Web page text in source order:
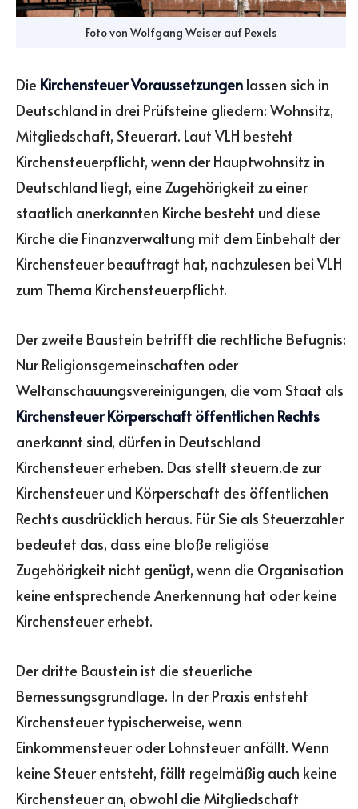
Foto von Wolfgang Weiserauf Pexels
Die Kirchensteuer Voraussetzungen lassen sich in
Deutschland in drei Prüfsteine gliedern: Wohnsitz,
Mitgliedschaft, Steuerart. Laut VLH besteht
Kirchensteuerpflicht, wenn der Hauptwohnsitz in
Deutschland liegt, eine Zugehörigkeit zu einer
staatlich anerkannten Kirche besteht und diese
Kirche die Finanzverwaltung mit dem Einbehalt der
Kirchensteuer beauftragt hat, nachzulesen bei VLH
zum Thema Kirchensteuerpflicht.
Der zweite Baustein betrifft die rechtliche Befugnis:
Nur Religionsgemeinschaften oder
Weltanschauungsvereinigungen, die vom Staat als
Kirchensteuer Körperschaft öffentlichen Rechts
anerkannt sind, dürfen in Deutschland
Kirchensteuer erheben. Das stellt steuern.de zur
Kirchensteuer und Körperschaft des öffentlichen
Rechts ausdrücklich heraus. Für Sie als Steuerzahler
bedeutet das, dass eine bloße religiöse
Zugehörigkeit nicht genügt, wenn die Organisation
keine entsprechende Anerkennung hat oder keine
Kirchensteuer erhebt.
Der dritte Baustein ist die steuerliche
Bemessungsgrundlage. In der Praxis entsteht
Kirchensteuer typischerweise, wenn
Einkommensteuer oder Lohnsteuer anfällt. Wenn
keine Steuer entsteht, fällt regelmäßig auch keine
Kirchensteuer an, obwohl die Mitgliedschaft